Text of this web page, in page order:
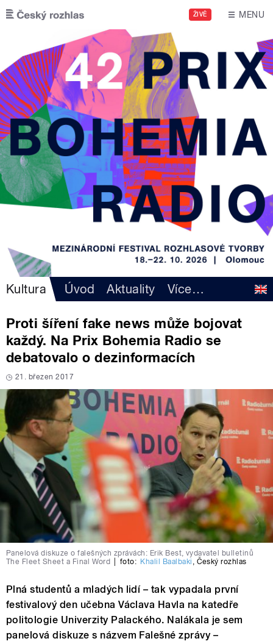
Přejít k hlavnímu obsahu
ŽIVĚ MENU
Kultura Úvod Aktuality Více…
Proti šíření fake news může bojovat
každý. Na Prix Bohemia Radio se
debatovalo o dezinformacích
21. březen 2017
Panelová diskuze o falešných zprávách: Erik Best, vydavatel bulletinů
The Fleet Sheet a Final Word
foto: Khalil Baalbaki , Český rozhlas
Plná studentů a mladých lidí – tak vypadala první
festivalový den učebna Václava Havla na katedře
politologie Univerzity Palackého. Nalákala je sem
panelová diskuze s názvem Falešné zprávy –